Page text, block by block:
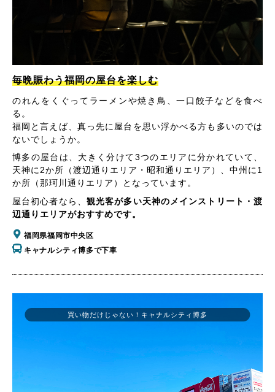
毎晩賑わう福岡の屋台を楽しむ
のれんをくぐってラーメンや焼き鳥、一口餃子などを食べ
る。
福岡と言えば、真っ先に屋台を思い浮かべる方も多いのでは
ないでしょうか。
博多の屋台は、大きく分けて3つのエリアに分かれていて、
天神に2か所（渡辺通りエリア・昭和通りエリア）、中州に1
か所（那珂川通りエリア）となっています。
屋台初心者なら、 観光客が多い天神のメインストリート・渡
辺通りエリアがおすすめです。
福岡県福岡市中央区
キャナルシティ博多で下車
買い物だけじゃない！キャナルシティ博多